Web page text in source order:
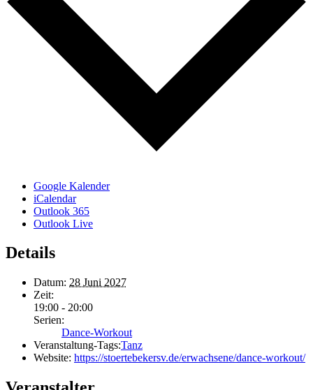
Google Kalender
iCalendar
Outlook 365
Outlook Live
Details
Datum: 28 Juni 2027
Zeit:
19:00 - 20:00
Serien:
Dance-Workout
Veranstaltung-Tags:Tanz
Website: https://stoertebekersv.de/erwachsene/dance-workout/